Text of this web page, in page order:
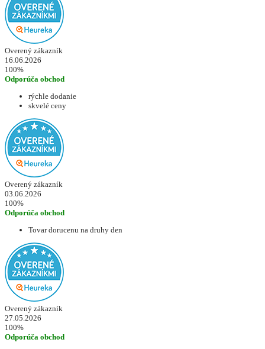
Overený zákazník
16.06.2026
100%
Odporúča obchod
rýchle dodanie
skvelé ceny
Overený zákazník
03.06.2026
100%
Odporúča obchod
Tovar dorucenu na druhy den
Overený zákazník
27.05.2026
100%
Odporúča obchod